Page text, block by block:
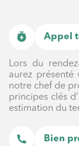
Appel
Lors du
aurez
notre chef de
principes clés
estimation du
Bien